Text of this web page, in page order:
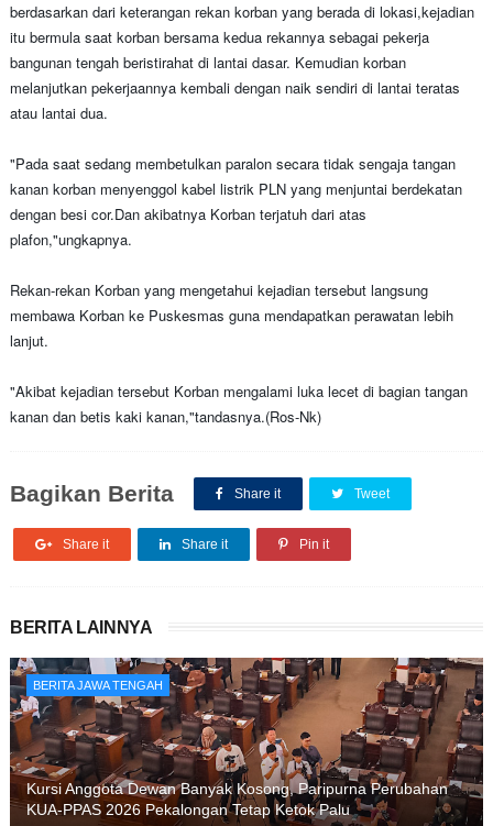
berdasarkan dari keterangan rekan korban yang berada di lokasi,kejadian
itu bermula saat korban bersama kedua rekannya sebagai pekerja
bangunan tengah beristirahat di lantai dasar. Kemudian korban
melanjutkan pekerjaannya kembali dengan naik sendiri di lantai teratas
atau lantai dua.
"Pada saat sedang membetulkan paralon secara tidak sengaja tangan
kanan korban menyenggol kabel listrik PLN yang menjuntai berdekatan
dengan besi cor.Dan akibatnya Korban terjatuh dari atas
plafon,"ungkapnya.
Rekan-rekan Korban yang mengetahui kejadian tersebut langsung
membawa Korban ke Puskesmas guna mendapatkan perawatan lebih
lanjut.
"Akibat kejadian tersebut Korban mengalami luka lecet di bagian tangan
kanan dan betis kaki kanan,"tandasnya.(Ros-Nk)
Bagikan Berita Share it Tweet
Share it Share it Pin it
BERITA LAINNYA
BERITA JAWA TENGAH
Kursi Anggota Dewan Banyak Kosong, Paripurna Perubahan
KUA-PPAS 2026 Pekalongan Tetap Ketok Palu